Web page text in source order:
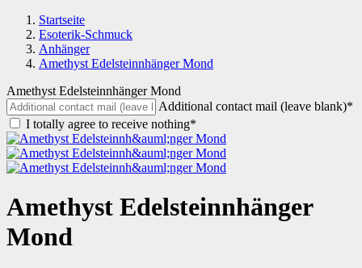
Startseite
Esoterik-Schmuck
Anhänger
Amethyst Edelsteinnhänger Mond
Amethyst Edelsteinnhänger Mond
Additional contact mail (leave blank)*
I totally agree to receive nothing*
Amethyst Edelsteinnhänger
Mond